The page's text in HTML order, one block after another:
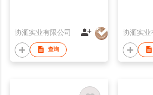
协滙实业有限公司
查询
协滙实业